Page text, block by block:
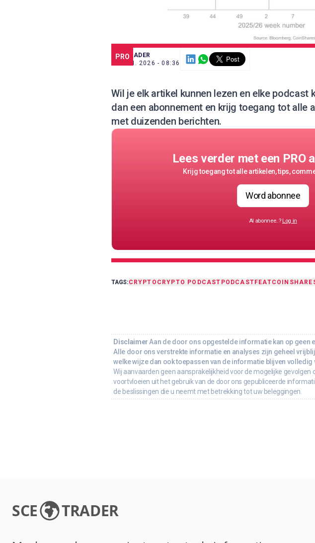
PRO
SCE TRADER
23 JUN. 2026 - 08:36
Wil je elk artikel kunnen lezen en elke podcast
dan een abonnement en krijg toegang tot alle
met duizenden berichten.
Lees verder met een PRO
Krijg toegang tot alle artikelen, tips,
Word abonnee
Al abonnee..? Log in
TAGS:CRYPTO CRYPTO PODCAST PODCASTFEAT
Disclaimer Aan de door ons opgestelde informatie kan op geen
Alle door ons verstrekte informatie en analyses zijn geheel
welke wijze dan ook toepassen van de informatie blijven volledig
Wij aanvaarden geen aansprakelijkheid voor de mogelijke gevolgen
voortvloeien uit het gebruik van de door ons gepubliceerde
de beslissingen die u neemt met betrekking tot uw beleggingen.
SCE TRADER